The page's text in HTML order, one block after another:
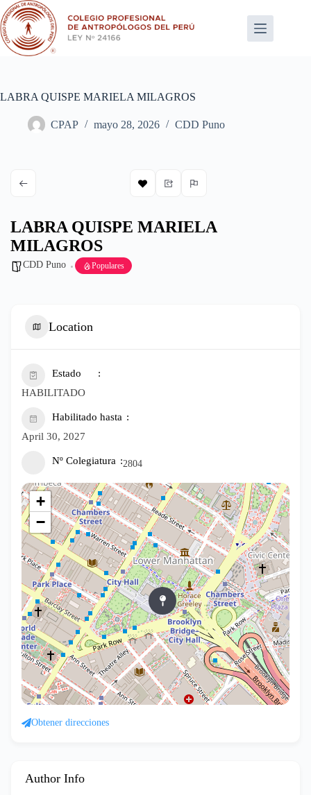
Saltar
al
contenido
LABRA QUISPE MARIELA MILAGROS
CPAP mayo 28, 2026 CDD Puno
LABRA QUISPE MARIELA
MILAGROS
CDD Puno Populares
Location
Estado
HABILITADO
Habilitado hasta
April 30, 2027
Nº Colegiatura 2804
+
−
Obtener direcciones
Author Info